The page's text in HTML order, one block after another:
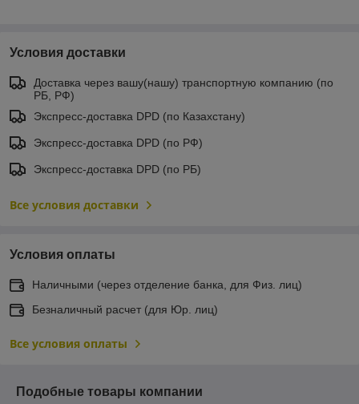
Условия доставки
Доставка через вашу(нашу) транспортную компанию (по
РБ, РФ)
Экспресс-доставка DPD (по Казахстану)
Экспресс-доставка DPD (по РФ)
Экспресс-доставка DPD (по РБ)
Все условия доставки
Условия оплаты
Наличными (через отделение банка, для Физ. лиц)
Безналичный расчет (для Юр. лиц)
Все условия оплаты
Подобные товары компании